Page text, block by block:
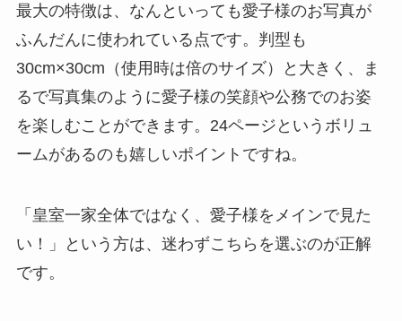
最大の特徴は、なんといっても愛子様のお写真が
ふんだんに使われている点です。判型も
30cm×30cm（使用時は倍のサイズ）と大きく、ま
るで写真集のように愛子様の笑顔や公務でのお姿
を楽しむことができます。24ページというボリュ
ームがあるのも嬉しいポイントですね。
「皇室一家全体ではなく、愛子様をメインで見た
い！」という方は、迷わずこちらを選ぶのが正解
です。